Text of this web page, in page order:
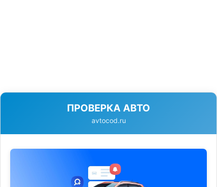
ПРОВЕРКА АВТО
avtocod.ru